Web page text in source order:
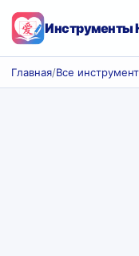
Инструменты
Главная/Все